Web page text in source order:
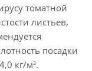
томатной
листьев,
посадки
кг/м².